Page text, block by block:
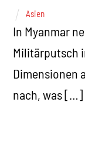
Asien
In Myanmar
Militärputsch
Dimensionen
nach, was […]